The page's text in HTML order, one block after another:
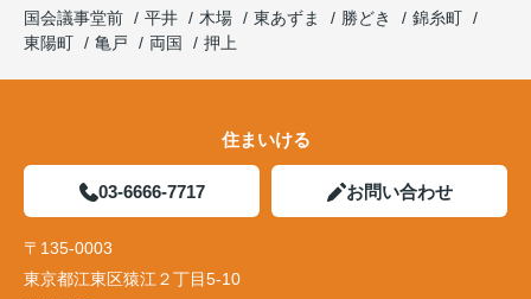
国会議事堂前
平井 木場 東あずま 勝どき
錦糸町
東陽町
亀戸 両国 押上
住まいける
03-6666-7717 お問い合わせ
〒135-0003
東京都江東区猿江２丁目5-10